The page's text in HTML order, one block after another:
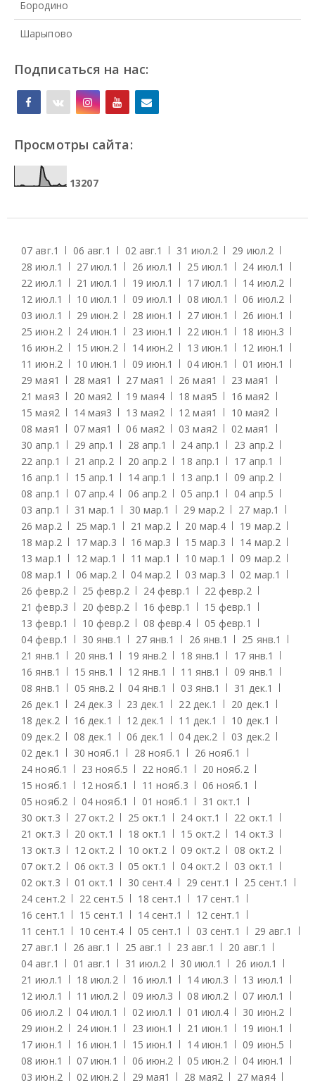
Бородино
Шарыпово
Подписаться на нас:
Просмотры сайта:
13207
07 авг.1 06 авг.1 02 авг.1 31 июл.2 29 июл.2
28 июл.1 27 июл.1 26 июл.1 25 июл.1 24 июл.1
22 июл.1 21 июл.1 19 июл.1 17 июл.1 14 июл.2
12 июл.1 10 июл.1 09 июл.1 08 июл.1 06 июл.2
03 июл.1 29 июн.2 28 июн.1 27 июн.1 26 июн.1
25 июн.2 24 июн.1 23 июн.1 22 июн.1 18 июн.3
16 июн.2 15 июн.2 14 июн.2 13 июн.1 12 июн.1
11 июн.2 10 июн.1 09 июн.1 04 июн.1 01 июн.1
29 мая1 28 мая1 27 мая1 26 мая1 23 мая1
21 мая3 20 мая2 19 мая4 18 мая5 16 мая2
15 мая2 14 мая3 13 мая2 12 мая1 10 мая2
08 мая1 07 мая1 06 мая2 03 мая2 02 мая1
30 апр.1 29 апр.1 28 апр.1 24 апр.1 23 апр.2
22 апр.1 21 апр.2 20 апр.2 18 апр.1 17 апр.1
16 апр.1 15 апр.1 14 апр.1 13 апр.1 09 апр.2
08 апр.1 07 апр.4 06 апр.2 05 апр.1 04 апр.5
03 апр.1 31 мар.1 30 мар.1 29 мар.2 27 мар.1
26 мар.2 25 мар.1 21 мар.2 20 мар.4 19 мар.2
18 мар.2 17 мар.3 16 мар.3 15 мар.3 14 мар.2
13 мар.1 12 мар.1 11 мар.1 10 мар.1 09 мар.2
08 мар.1 06 мар.2 04 мар.2 03 мар.3 02 мар.1
26 февр.2 25 февр.2 24 февр.1 22 февр.2
21 февр.3 20 февр.2 16 февр.1 15 февр.1
13 февр.1 10 февр.2 08 февр.4 05 февр.1
04 февр.1 30 янв.1 27 янв.1 26 янв.1 25 янв.1
21 янв.1 20 янв.1 19 янв.2 18 янв.1 17 янв.1
16 янв.1 15 янв.1 12 янв.1 11 янв.1 09 янв.1
08 янв.1 05 янв.2 04 янв.1 03 янв.1 31 дек.1
26 дек.1 24 дек.3 23 дек.1 22 дек.1 20 дек.1
18 дек.2 16 дек.1 12 дек.1 11 дек.1 10 дек.1
09 дек.2 08 дек.1 06 дек.1 04 дек.2 03 дек.2
02 дек.1 30 нояб.1 28 нояб.1 26 нояб.1
24 нояб.1 23 нояб.5 22 нояб.1 20 нояб.2
15 нояб.1 12 нояб.1 11 нояб.3 06 нояб.1
05 нояб.2 04 нояб.1 01 нояб.1 31 окт.1
30 окт.3 27 окт.2 25 окт.1 24 окт.1 22 окт.1
21 окт.3 20 окт.1 18 окт.1 15 окт.2 14 окт.3
13 окт.3 12 окт.2 10 окт.2 09 окт.2 08 окт.2
07 окт.2 06 окт.3 05 окт.1 04 окт.2 03 окт.1
02 окт.3 01 окт.1 30 сент.4 29 сент.1 25 сент.1
24 сент.2 22 сент.5 18 сент.1 17 сент.1
16 сент.1 15 сент.1 14 сент.1 12 сент.1
11 сент.1 10 сент.4 05 сент.1 03 сент.1 29 авг.1
27 авг.1 26 авг.1 25 авг.1 23 авг.1 20 авг.1
04 авг.1 01 авг.1 31 июл.2 30 июл.1 26 июл.1
21 июл.1 18 июл.2 16 июл.1 14 июл.3 13 июл.1
12 июл.1 11 июл.2 09 июл.3 08 июл.2 07 июл.1
06 июл.2 04 июл.1 02 июл.1 01 июл.4 30 июн.2
29 июн.2 24 июн.1 23 июн.1 21 июн.1 19 июн.1
17 июн.1 16 июн.1 15 июн.1 14 июн.1 09 июн.5
08 июн.1 07 июн.1 06 июн.2 05 июн.2 04 июн.1
03 июн.2 02 июн.2 29 мая1 28 мая2 27 мая4